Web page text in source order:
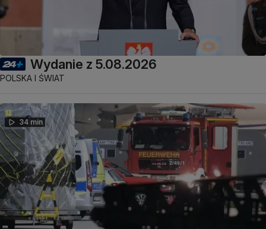
Wydanie z 5.08.2026
POLSKA I ŚWIAT
34 min